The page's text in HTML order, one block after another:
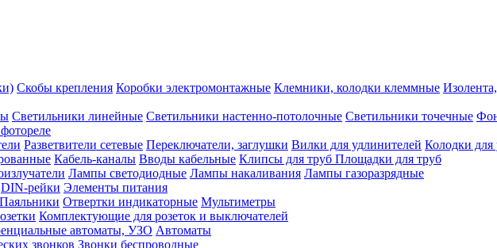
Скобы крепления Коробки электромонтажные Клемники, колодки клеммные
Светильники линейные Светильники настенно-потолочные Светильники точечные
Разветвители сетевые Переключатели, заглушки Вилки для удлинителей Колодки для
Кабель-каналы Вводы кабельные Клипсы для труб Площадки для труб
Лампы светодиодные Лампы накаливания Лампы газоразрядные
DIN-рейки Элементы питания
Паяльники Отвертки индикаторные Мультиметры
Комплектующие для розеток и выключателей
автоматы, УЗО Автоматы
звонков Звонки беспроводные